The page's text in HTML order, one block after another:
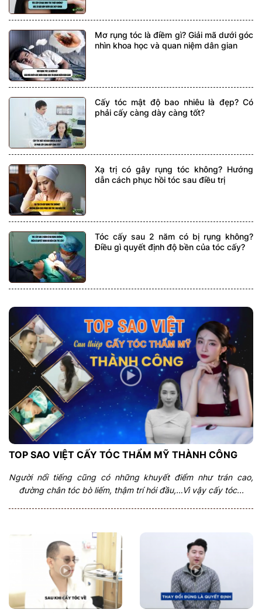
Mơ rụng tóc là điềm gì? Giải mã dưới góc
nhìn khoa học và quan niệm dân gian
Cấy tóc mật độ bao nhiêu là đẹp? Có
phải cấy càng dày càng tốt?
Xạ trị có gây rụng tóc không? Hướng
dẫn cách phục hồi tóc sau điều trị
Tóc cấy sau 2 năm có bị rụng không?
Điều gì quyết định độ bền của tóc cấy?
TOP SAO VIỆT CẤY TÓC THẨM MỸ THÀNH CÔNG
Người nổi tiếng cũng có những khuyết điểm như trán cao,
đường chân tóc bò liếm, thậm trí hói đầu,…Vì vậy cấy tóc...